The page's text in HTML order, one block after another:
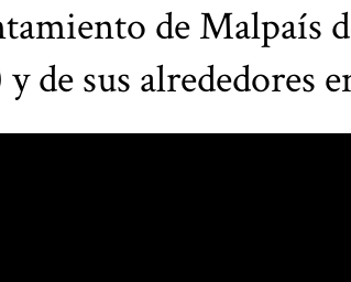
de Malpaís
de sus alrededores